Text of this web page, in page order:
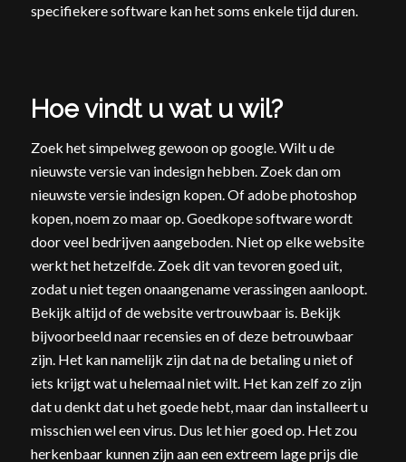
specifiekere software kan het soms enkele tijd duren.
Hoe vindt u wat u wil?
Zoek het simpelweg gewoon op google. Wilt u de
nieuwste versie van indesign hebben. Zoek dan om
nieuwste versie indesign kopen. Of adobe photoshop
kopen, noem zo maar op. Goedkope software wordt
door veel bedrijven aangeboden. Niet op elke website
werkt het hetzelfde. Zoek dit van tevoren goed uit,
zodat u niet tegen onaangename verassingen aanloopt.
Bekijk altijd of de website vertrouwbaar is. Bekijk
bijvoorbeeld naar recensies en of deze betrouwbaar
zijn. Het kan namelijk zijn dat na de betaling u niet of
iets krijgt wat u helemaal niet wilt. Het kan zelf zo zijn
dat u denkt dat u het goede hebt, maar dan installeert u
misschien wel een virus. Dus let hier goed op. Het zou
herkenbaar kunnen zijn aan een extreem lage prijs die